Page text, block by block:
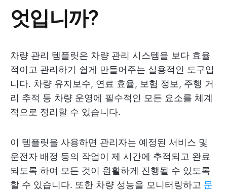
엇입니까?
차량 관리 템플릿은 차량 관리 시스템을 보다 효율
적이고 관리하기 쉽게 만들어주는 실용적인 도구입
니다. 차량 유지보수, 연료 효율, 보험 정보, 주행 거
리 추적 등 차량 운영에 필수적인 모든 요소를 체계
적으로 정리할 수 있습니다.
이 템플릿을 사용하면 관리자는 예정된 서비스 및
운전자 배정 등의 작업이 제 시간에 추적되고 완료
되도록 하여 모든 것이 원활하게 진행될 수 있도록
할 수 있습니다. 또한 차량 성능을 모니터링하고 문